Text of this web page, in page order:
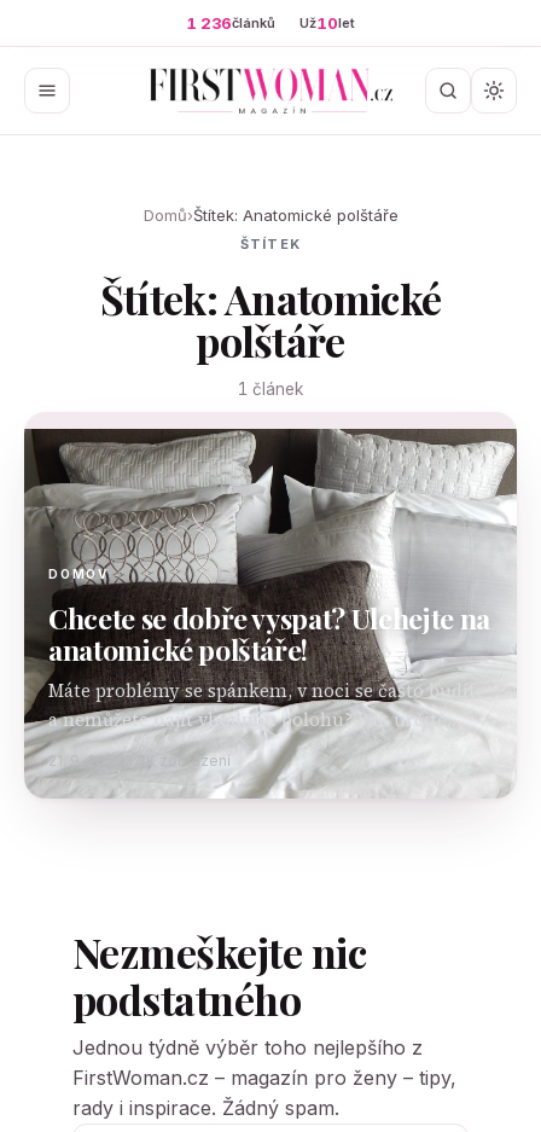
1 236článků Už10let
Domů›Štítek: Anatomické polštáře
ŠTÍTEK
Štítek: Anatomické
polštáře
1 článek
DOMOV
Chcete se dobře vyspat? Ulehejte na
anatomické polštáře!
Máte problémy se spánkem, v noci se často budíte
a nemůžete najít vhodnou polohu? Pak určitě
s největší pravděpodobností viníte špatně
zvolenou matraci a vaší kritice možná podléhá i
nevhodný rošt. Napadlo…
21. 9. 2016 2.3K zobrazení
Nezmeškejte nic
podstatného
Jednou týdně výběr toho nejlepšího z
FirstWoman.cz – magazín pro ženy – tipy,
rady i inspirace. Žádný spam.